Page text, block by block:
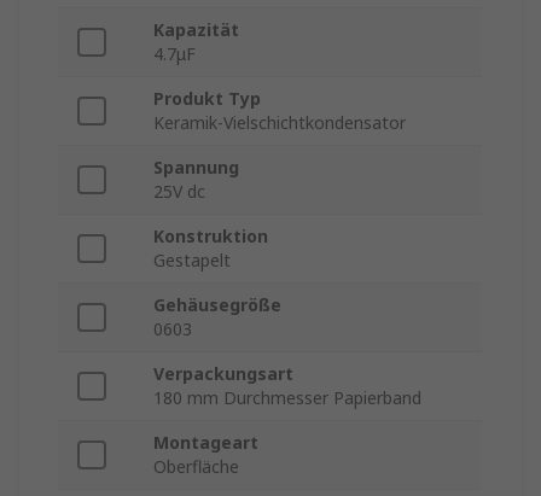
Kapazität
4.7μF
Produkt Typ
Keramik-Vielschichtkondensator
Spannung
25V dc
Konstruktion
Gestapelt
Gehäusegröße
0603
Verpackungsart
180 mm Durchmesser Papierband
Montageart
Oberfläche